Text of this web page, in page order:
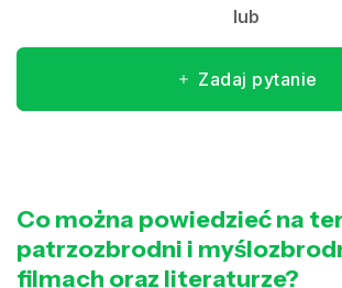
lub
Zadaj pytanie
Co można powiedzieć na
patrzozbrodni i
filmach oraz literaturze?